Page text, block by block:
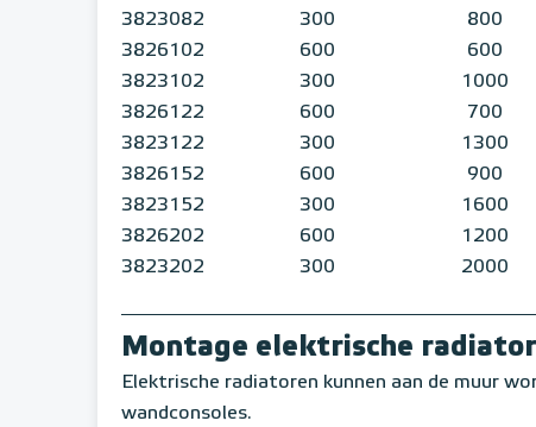
3823082
300 800
3826102
600 600
3823102
300 1000
3826122
600 700
3823122
300 1300
3826152
600 900
3823152
300 1600
3826202
600 1200
3823202
300 2000
Montage elektrische radiator
Elektrische radiatoren kunnen aan de muur
wandconsoles.